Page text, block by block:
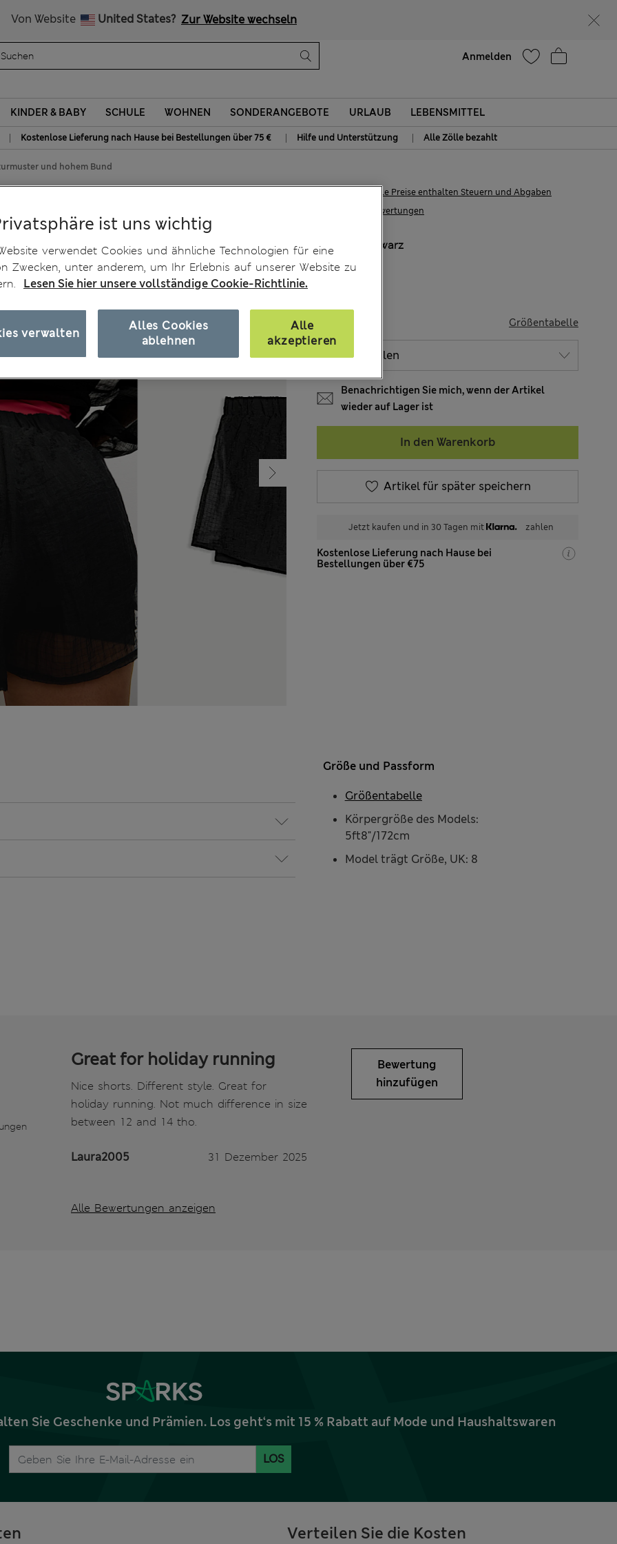
Von Website United States? Zur Website wechseln
Anmelden
KINDER & BABY SCHULE WOHNEN SONDERANGEBOTE URLAUB
LEBENSMITTEL
|
Kostenlose Lieferung nach Hause bei Bestellungen über 75 € | Hilfe und Unterstützung | Alle Zölle bezahlt
und hohem Bund
Strukturmuster und 8 Bewertungen
€41,00 Alle Preise enthalten Steuern und Abgaben
FARBE: Schwarz
Größentabelle
Benachrichtigen Sie mich, wenn der Artikel
wieder auf Lager ist
In den Warenkorb
Artikel für später speichern
Jetzt kaufen und in 30 Tagen mit zahlen
Kostenlose Lieferung nach Hause bei
Bestellungen über €75
Größe und Passform
Körpergröße des Models:
5ft8"/172cm
Model trägt Größe, UK: 8
Größentabelle
Great for holiday running
Nice shorts. Different style. Great for
holiday running. Not much difference in size
between 12 and 14 tho.
Laura2005 31 Dezember 2025
Alle Bewertungen anzeigen
Bewertung
hinzufügen
Sie Geschenke und Prämien. Los geht‘s mit 15 % Rabatt auf Mode und Haushaltswaren
LOS
Verteilen Sie die Kosten
ist uns wichtig
verwendet Cookies und ähnliche Technologien für eine
Zwecken, unter anderem, um Ihr Erlebnis auf unserer Website zu
Lesen Sie hier unsere vollständige Cookie-Richtlinie.
Alles Cookies
ablehnen
Alle
akzeptieren
verwalten